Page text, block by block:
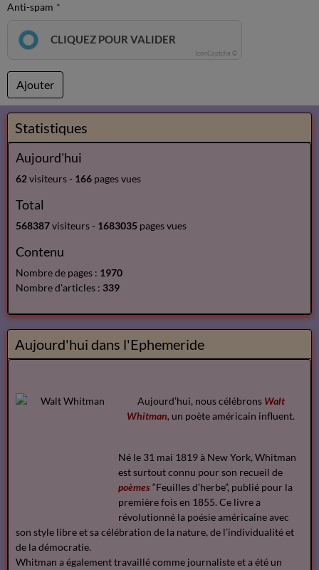
Anti-spam
CLIQUEZ POUR VALIDER
IconCaptcha ©
Ajouter
Statistiques
Aujourd'hui
62visiteurs - 166 pages vues
Total
568387visiteurs - 1683035 pages vues
Contenu
Nombre de pages : 1970
Nombre d'articles : 339
Aujourd'hui dans l'Ephemeride
Aujourd’hui, nous célébrons Walt
Whitman, un poète américain influent.
Né le 31 mai 1819 à New York, Whitman
est surtout connu pour son recueil de
poèmes “Feuilles d’herbe”, publié pour la
première fois en 1855. Ce livre a
révolutionné la poésie américaine avec
son style libre et sa célébration de la nature, de l’individualité et
de la démocratie.
Whitman a également travaillé comme journaliste et a été un